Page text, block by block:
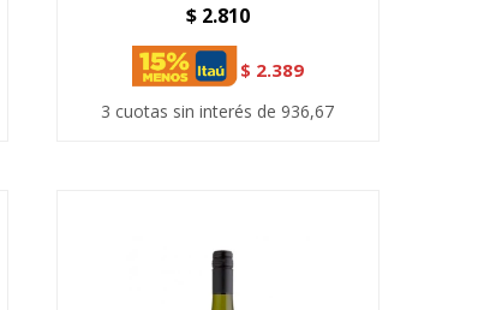
$ 2.810
$ 2.389
3 cuotas sin interés de 936,67